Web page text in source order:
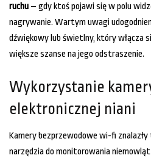
ruchu – gdy ktoś pojawi się w polu
nagrywanie. Wartym uwagi
dźwiękowy lub świetlny, który włącza
większe szanse na jego odstraszenie.
Wykorzystanie
elektronicznej niani
Kamery bezprzewodowe wi-fi
narzędzia do monitorowania